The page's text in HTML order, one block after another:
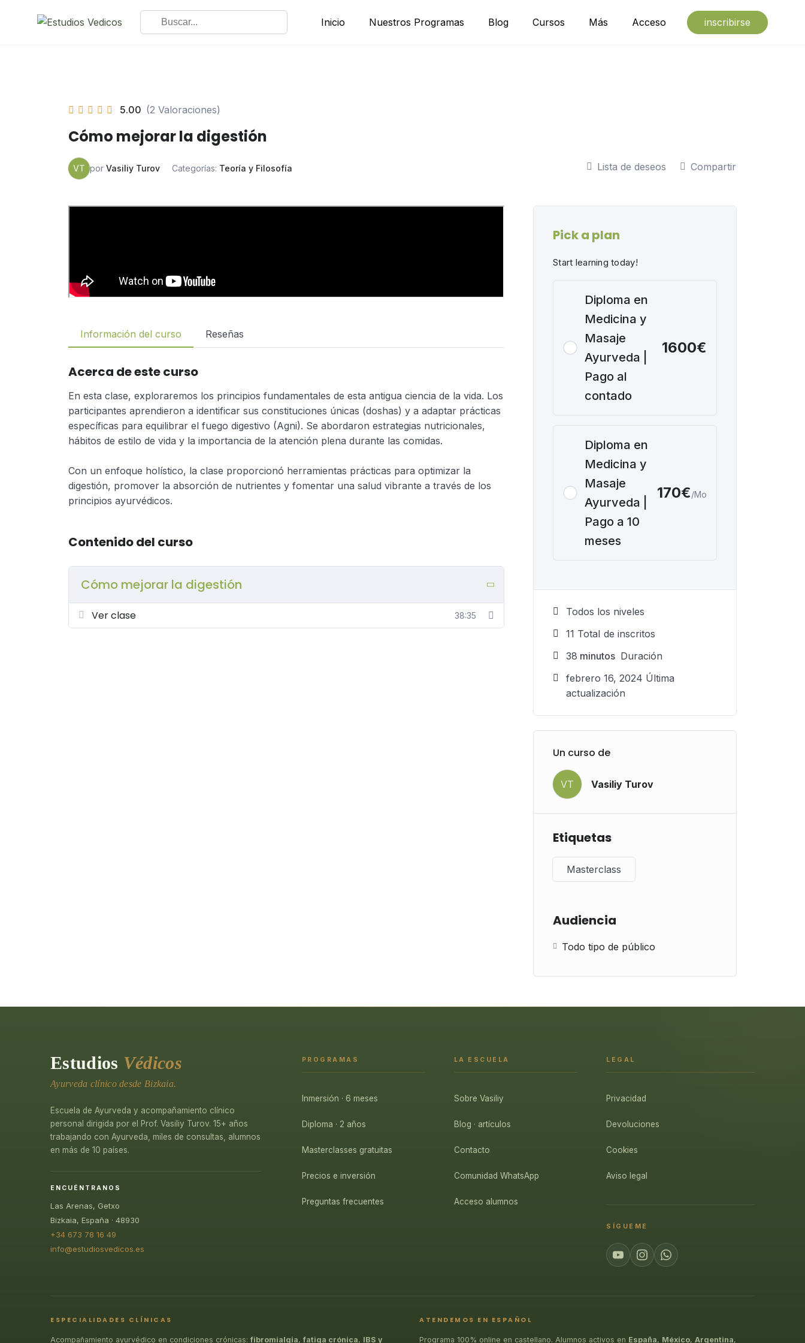
Inicio Nuestros Programas Blog Cursos Más Acceso inscribirse
5.00 (2 Valoraciones)
Cómo mejorar la digestión
VT por Vasiliy Turov Categorías: Teoría y Filosofía Lista de deseos Compartir
Información del curso Reseñas
Acerca de este curso
En esta clase, exploraremos los principios fundamentales de esta antigua ciencia de la vida. Los
participantes aprendieron a identificar sus constituciones únicas (doshas) y a adaptar prácticas
específicas para equilibrar el fuego digestivo (Agni). Se abordaron estrategias nutricionales,
hábitos de estilo de vida y la importancia de la atención plena durante las comidas.
Con un enfoque holístico, la clase proporcionó herramientas prácticas para optimizar la
digestión, promover la absorción de nutrientes y fomentar una salud vibrante a través de los
principios ayurvédicos.
Contenido del curso
Cómo mejorar la digestión
Ver clase 38:35
Pick a plan
Start learning today!
Diploma en
Medicina y
Masaje
Ayurveda |
Pago al
contado
1600€
Diploma en
Medicina y
Masaje
Ayurveda |
Pago a 10
meses
170€/Mo
Todos los niveles
11 TotaI de inscritos
38 minutos Duración
febrero 16, 2024 Última
actualización
Un curso de
VT Vasiliy Turov
Etiquetas
Masterclass
Audiencia
Todo tipo de público
Estudios Védicos
Ayurveda clínico desde Bizkaia.
Escuela de Ayurveda y acompañamiento clínico
personal dirigida por el Prof. Vasiliy Turov. 15+ años
trabajando con Ayurveda, miles de consultas, alumnos
en más de 10 países.
ENCUÉNTRANOS
Las Arenas, Getxo
Bizkaia, España · 48930
+34 673 78 16 49
info@estudiosvedicos.es
PROGRAMAS
Inmersión · 6 meses
Diploma · 2 años
Masterclasses gratuitas
Precios e inversión
Preguntas frecuentes
LA ESCUELA
Sobre Vasiliy
Blog · artículos
Contacto
Comunidad WhatsApp
Acceso alumnos
LEGAL
Privacidad
Devoluciones
Cookies
Aviso legal
SÍGUEME
ESPECIALIDADES CLÍNICAS
Acompañamiento ayurvédico en condiciones crónicas:fibromialgia,fatiga crónica, IBS y
ATENDEMOS EN ESPAÑOL
Programa 100% online en castellano. Alumnos activos en España, México, Argentina,